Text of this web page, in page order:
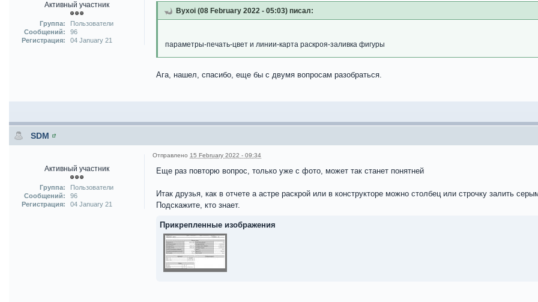
Активный участник
Группа:
Пользователи
Сообщений:
96
Регистрация:
04 January 21
Byxoi (08 February 2022 - 05:03) писал:
параметры-печать-цвет и линии-карта раскроя-заливка фигуры
Ага, нашел, спасибо, еще бы с двумя вопросам разобраться.
SDM
Активный участник
Группа:
Пользователи
Сообщений:
96
Регистрация:
04 January 21
Отправлено 15 February 2022 - 09:34
Еще раз повторю вопрос, только уже с фото, может так станет понятней
Итак друзья, как в отчете а астре раскрой или в конструкторе можно столбец или строчку залить
Подскажите, кто знает.
Прикрепленные изображения